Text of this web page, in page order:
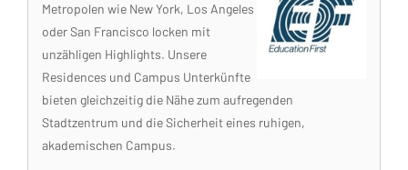
Metropolen wie New York, Los Angeles
oder San Francisco locken mit
unzähligen Highlights. Unsere
Residences und Campus Unterkünfte
bieten gleichzeitig die Nähe zum aufregenden
Stadtzentrum und die Sicherheit eines ruhigen,
akademischen Campus.